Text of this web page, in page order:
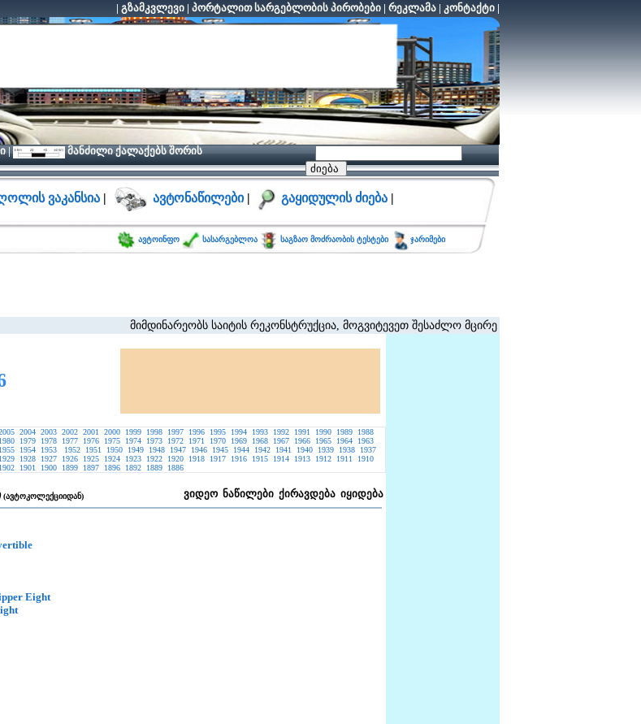
| გზამკვლევი | პორტალით სარგებლობის პირობები | რეკლამა | კონტაქტი |
| მანძილი ქალაქებს შორის
ვაკანსია | ავტონაწილები| გაყიდულის ძიება |
ავტოინფო სასარგებლოა საგზაო მოძრაობის ტესტები ჯარიმები
მიმდინარეობს საიტის რეკონსტრუქცია, მოგვიტევეთ შესაძლო მცირე შეფერხებისთვის. (შეზღუდვა არ
2004 2003 2002 2001 2000 1999 1998 1997 1996 1995 1994 1993 1992 1991 1990 1989
1988
1980 1979 1978 1977 1976 1975 1974 1973 1972 1971 1970 1969 1968 1967 1966 1965 1964
1963
1955 1954 1953 1952 1951 1950 1949 1948 1947 1946 1945 1944 1942 1941 1940 1939 1938
1937
1929 1928 1927 1926 1925 1924 1923 1922 1920 1918 1917 1916 1915 1914 1913 1912 1911
1910
1902 1901 1900 1899 1897 1896 1892 1889 1886
(ავტოკოლექციიდან) ვიდეო ნაწილები ქირავდება იყიდება
Eight